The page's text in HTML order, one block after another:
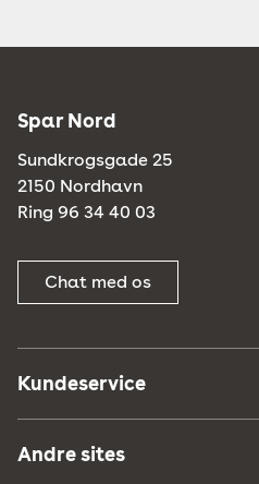
Spar Nord
Sundkrogsgade 25
2150 Nordhavn
Ring 96 34 40 03
Chat med os
Kundeservice
Andre sites